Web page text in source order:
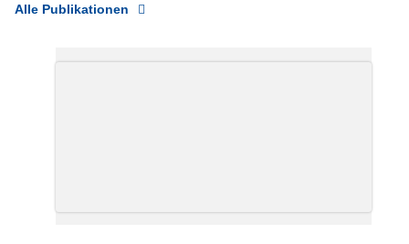
Alle Publikationen